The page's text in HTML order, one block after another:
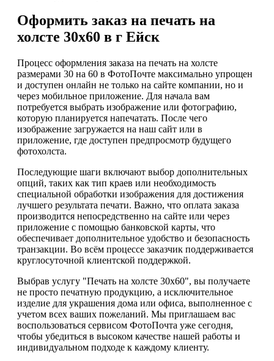
Оформить заказ на печать на
холсте 30х60 в г Ейск
Процесс оформления заказа на печать на холсте
размерами 30 на 60 в ФотоПочте максимально упрощен
и доступен онлайн не только на сайте компании, но и
через мобильное приложение. Для начала вам
потребуется выбрать изображение или фотографию,
которую планируется напечатать. После чего
изображение загружается на наш сайт или в
приложение, где доступен предпросмотр будущего
фотохолста.
Последующие шаги включают выбор дополнительных
опций, таких как тип краев или необходимость
специальной обработки изображения для достижения
лучшего результата печати. Важно, что оплата заказа
производится непосредственно на сайте или через
приложение с помощью банковской карты, что
обеспечивает дополнительное удобство и безопасность
транзакции. Во всём процессе заказчик поддерживается
круглосуточной клиентской поддержкой.
Выбрав услугу "Печать на холсте 30х60", вы получаете
не просто печатную продукцию, а исключительное
изделие для украшения дома или офиса, выполненное с
учетом всех ваших пожеланий. Мы приглашаем вас
воспользоваться сервисом ФотоПочта уже сегодня,
чтобы убедиться в высоком качестве нашей работы и
индивидуальном подходе к каждому клиенту.